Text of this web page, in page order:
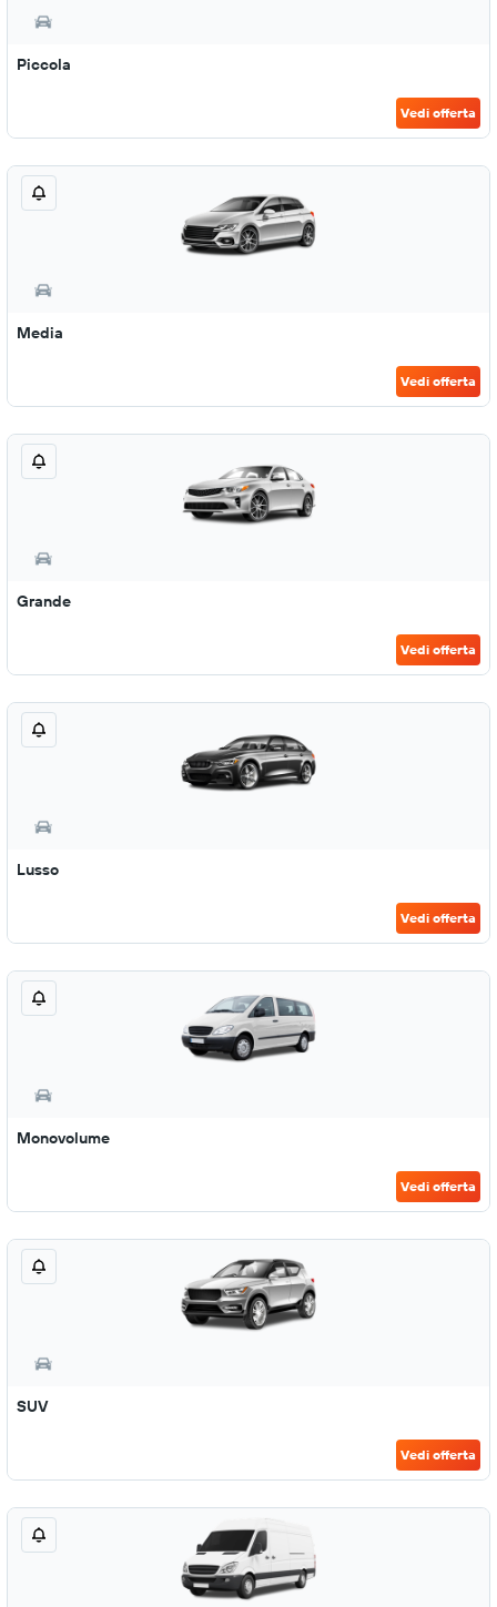
Piccola
Vedi offerta
Media
Vedi offerta
Grande
Vedi offerta
Lusso
Vedi offerta
Monovolume
Vedi offerta
SUV
Vedi offerta